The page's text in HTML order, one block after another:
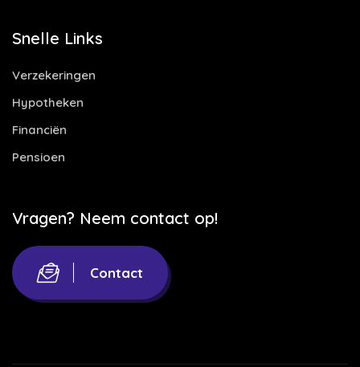
Snelle Links
Verzekeringen
Hypotheken
Financiën
Pensioen
Vragen? Neem contact op!
Contact